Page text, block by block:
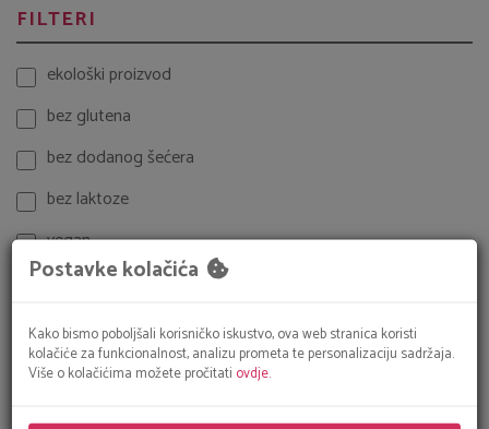
FILTERI
ekološki proizvod
bez glutena
bez dodanog šećera
bez laktoze
vegan
Postavke kolačića
Kako bismo poboljšali korisničko iskustvo, ova web stranica koristi
kolačiće za funkcionalnost, analizu prometa te personalizaciju sadržaja.
Više o kolačićima možete pročitati ovdje.